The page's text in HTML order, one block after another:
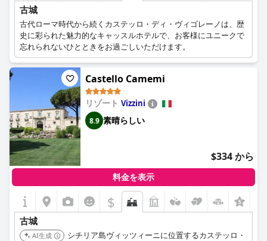
古城
古代ローマ時代から続くカステッロ・ディ・ヴィゴレーノは、歴
史に彩られた魅力的なキャッスルホテルで、お客様にユニークで
忘れられないひとときをお過ごしいただけます。
Castello Camemi
リゾート Vizzini
8.9 素晴らしい
$334 から
料金を表示
$
古城
AI生成
シチリア島ヴィッツィーニに位置するカステッロ・